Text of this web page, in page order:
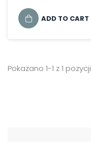
ADD TO CART
Pokazano 1-1 z 1 pozycji